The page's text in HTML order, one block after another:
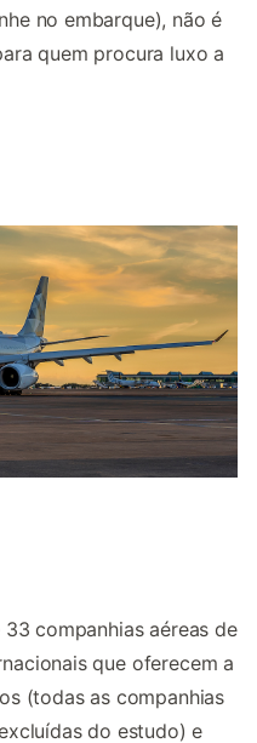
no embarque), não é
quem procura luxo a
companhias aéreas de
que oferecem a
(todas as companhias
do estudo) e